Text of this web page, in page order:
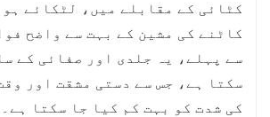
کٹائی کے مقابلے میں، لٹکائے
کاٹنے کی مشین کے بہت سے واضح
سے پہلے، یہ جلدی اور صفائی کے
سکتا ہے، جس سے دستی مشقت اور
کی شدت کو بہت کم کیا جا سکتا ہے۔